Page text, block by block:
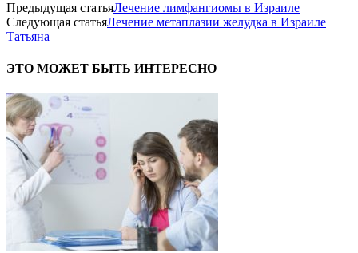
Предыдущая статьяЛечение лимфангиомы в Израиле
Следующая статьяЛечение метаплазии желудка в Израиле
Татьяна
ЭТО МОЖЕТ БЫТЬ ИНТЕРЕСНО